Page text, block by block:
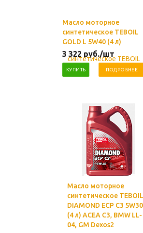
Масло моторное
синтетическое TEBOIL
GOLD L 5W40 (4 л)
3 322 руб./шт
КУПИТЬ ПОДРОБНЕЕ
Масло моторное
синтетическое TEBOIL
DIAMOND ECP C3 5W30
(4 л) ACEA C3, BMW LL-
04, GM Dexos2